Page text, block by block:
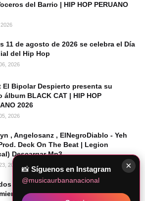
del Barrio | HIP HOP PERUANO
11 de agosto de 2026 se celebra el Día
del Hip Hop
2026
El Bipolar Despierto presenta su
álbum BLACK CAT | HIP HOP
2026
2026
, Angelosanz , ElNegroDiablo - Yeh
Deck On The Beat | Legion
Descargar Mp3
2020
presenta "Mi Voz", su más reciente
audiovisual | Hip Hop Peruano
×
📸 Síguenos en Instagram
@musicaurbananacional